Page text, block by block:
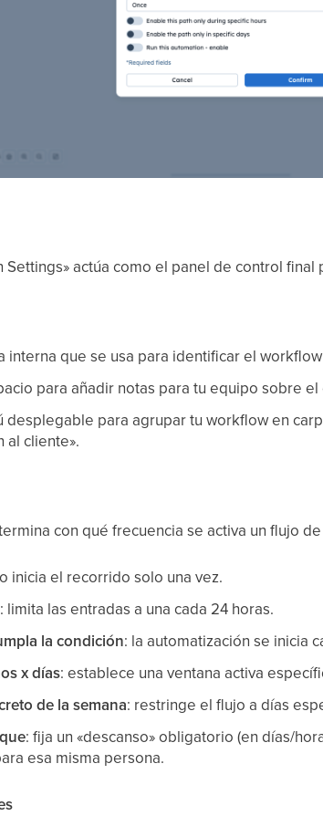
Settings» actúa como el panel de control
interna que se usa para identificar el
para añadir notas para tu equipo sobre
desplegable para agrupar tu workflow en
al cliente».
con qué frecuencia se activa un flujo
inicia el recorrido solo una vez.
: limita las entradas a una cada 24 horas.
la condición: la automatización se inicia
x días: establece una ventana activa
de la semana: restringe el flujo a días
: fija un «descanso» obligatorio (en días/
esa misma persona.